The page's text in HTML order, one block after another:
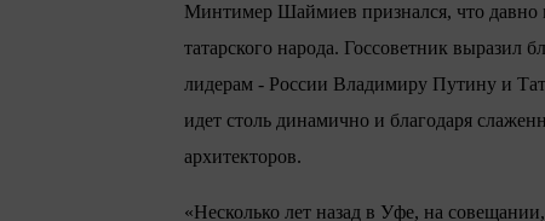
Минтимер Шаймиев признался, что давно
татарского народа. Госсоветник выразил
лидерам - России Владимиру Путину и
идет столь динамично и благодаря
архитекторов.
«Несколько лет назад в Уфе, на